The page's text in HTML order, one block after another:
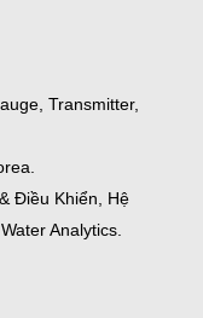
Transmitter,
Điều Khiển, Hệ
Analytics.